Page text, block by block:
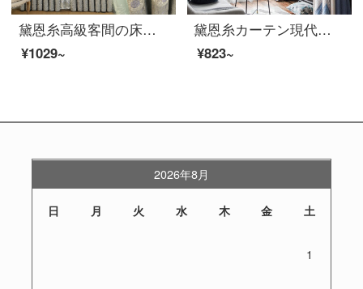
黛恩糸高級客間の床につくカーテンは簡単に現代完成品のシニールカーテンを注文して寝室の半遮光カーテンの大気を設計します。
¥1029~
黛恩糸カーテン現代簡単北欧風リビングルームの遮光カーテン2019新型純色生地デザイン一(波紋青色)布幅一メートル(幅は5.3メートル、6.3メートル、7.3メートルの3種類)
¥823~
2026年8月
日 月 火 水 木 金 土
1